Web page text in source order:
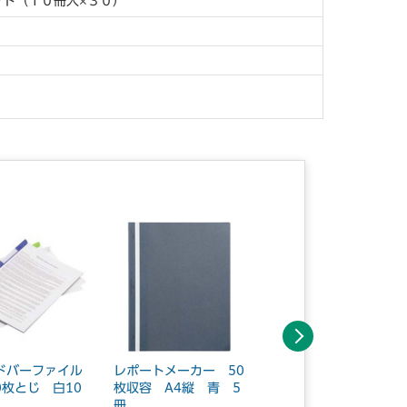
バーファイル
枚とじ 白10
レポートメーカー 50
枚収容 A4縦 青 5
次へ